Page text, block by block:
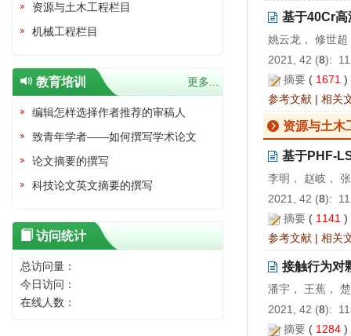
基于40Cr高
姚云龙， 修世
2021, 42 (8):
摘要 ( 1671
参考文献 | 相关
资源与土木
基于PHF-
李明， 赵岐，
2021, 42 (8):
摘要 ( 1141
参考文献 | 相关
接触行为对
潘宇， 王蕉，
2021, 42 (8):
摘要 ( 1284
资源与土木工程栏目
机械工程栏目
教育培训 更多...
编辑怎样选择作者推荐的审稿人
致青年学者——如何撰写学术论文
论文摘要的撰写
科技论文英文摘要的撰写
访问统计
总访问量：
今日访问：
在线人数：